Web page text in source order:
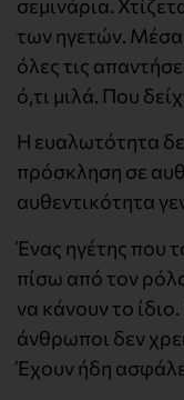
σεμινάρια.
των ηγετών. Μέσα
όλες τις
ό,τι μιλά. Που
Η ευαλωτότητα
πρόσκληση σε
αυθεντικότητα
Ένας ηγέτης που
πίσω από τον
να κάνουν το
άνθρωποι δεν
Έχουν ήδη